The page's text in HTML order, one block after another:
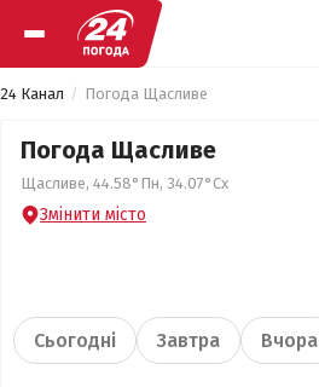
24 Канал Погода Щасливе
Погода Щасливе
Щасливе, 44.58°Пн, 34.07°Сх
Змінити місто
Сьогодні Завтра Вчора